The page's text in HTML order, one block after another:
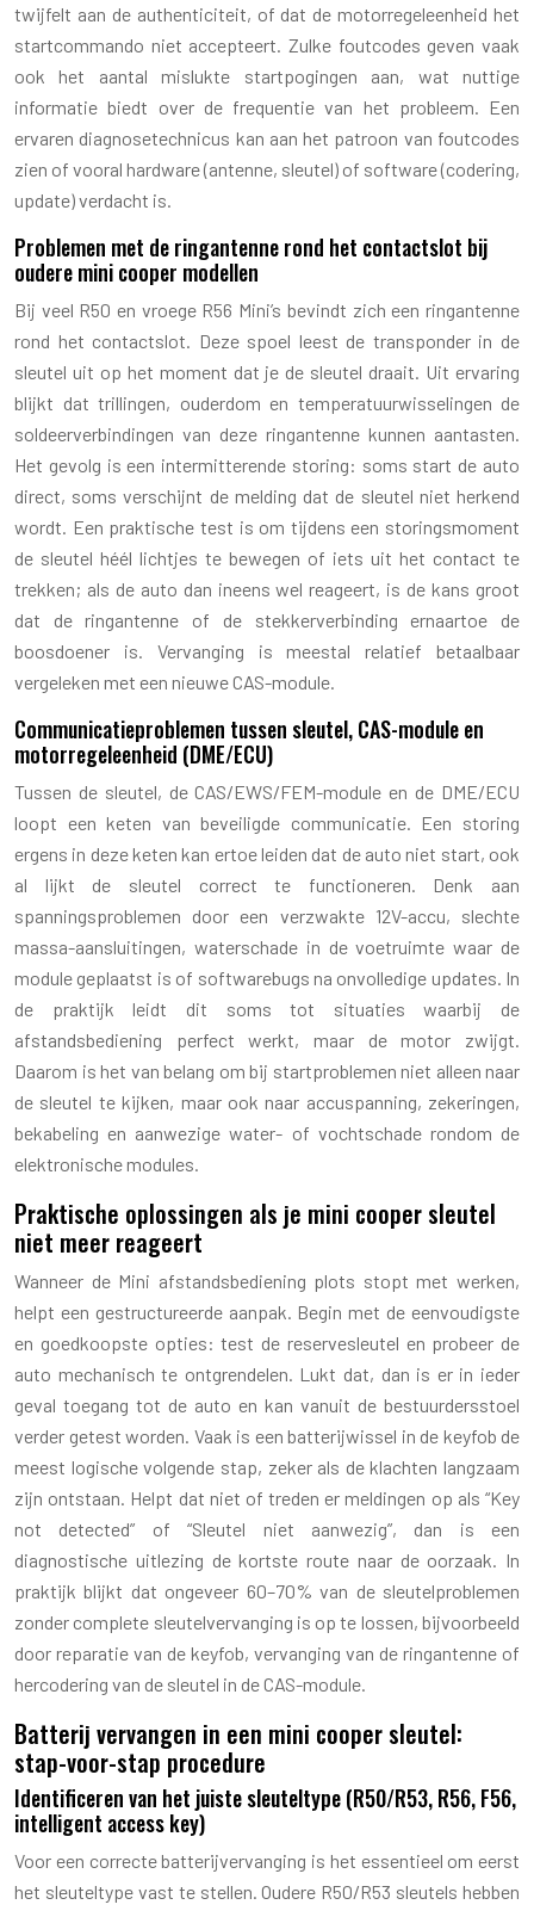
twijfelt aan de authenticiteit, of dat de motorregeleenheid het
startcommando niet accepteert. Zulke foutcodes geven vaak
ook het aantal mislukte startpogingen aan, wat nuttige
informatie biedt over de frequentie van het probleem. Een
ervaren diagnosetechnicus kan aan het patroon van foutcodes
zien of vooral hardware (antenne, sleutel) of software (codering,
update) verdacht is.
Problemen met de ringantenne rond het contactslot bij
oudere mini cooper modellen
Bij veel R50 en vroege R56 Mini’s bevindt zich een ringantenne
rond het contactslot. Deze spoel leest de transponder in de
sleutel uit op het moment dat je de sleutel draait. Uit ervaring
blijkt dat trillingen, ouderdom en temperatuurwisselingen de
soldeerverbindingen van deze ringantenne kunnen aantasten.
Het gevolg is een intermitterende storing: soms start de auto
direct, soms verschijnt de melding dat de sleutel niet herkend
wordt. Een praktische test is om tijdens een storingsmoment
de sleutel héél lichtjes te bewegen of iets uit het contact te
trekken; als de auto dan ineens wel reageert, is de kans groot
dat de ringantenne of de stekkerverbinding ernaartoe de
boosdoener is. Vervanging is meestal relatief betaalbaar
vergeleken met een nieuwe CAS-module.
Communicatieproblemen tussen sleutel, CAS-module en
motorregeleenheid (DME/ECU)
Tussen de sleutel, de CAS/EWS/FEM-module en de DME/ECU
loopt een keten van beveiligde communicatie. Een storing
ergens in deze keten kan ertoe leiden dat de auto niet start, ook
al lijkt de sleutel correct te functioneren. Denk aan
spanningsproblemen door een verzwakte 12V-accu, slechte
massa-aansluitingen, waterschade in de voetruimte waar de
module geplaatst is of softwarebugs na onvolledige updates. In
de praktijk leidt dit soms tot situaties waarbij de
afstandsbediening perfect werkt, maar de motor zwijgt.
Daarom is het van belang om bij startproblemen niet alleen naar
de sleutel te kijken, maar ook naar accuspanning, zekeringen,
bekabeling en aanwezige water- of vochtschade rondom de
elektronische modules.
Praktische oplossingen als je mini cooper sleutel
niet meer reageert
Wanneer de Mini afstandsbediening plots stopt met werken,
helpt een gestructureerde aanpak. Begin met de eenvoudigste
en goedkoopste opties: test de reservesleutel en probeer de
auto mechanisch te ontgrendelen. Lukt dat, dan is er in ieder
geval toegang tot de auto en kan vanuit de bestuurdersstoel
verder getest worden. Vaak is een batterijwissel in de keyfob de
meest logische volgende stap, zeker als de klachten langzaam
zijn ontstaan. Helpt dat niet of treden er meldingen op als “Key
not detected” of “Sleutel niet aanwezig”, dan is een
diagnostische uitlezing de kortste route naar de oorzaak. In
praktijk blijkt dat ongeveer 60–70% van de sleutelproblemen
zonder complete sleutelvervanging is op te lossen, bijvoorbeeld
door reparatie van de keyfob, vervanging van de ringantenne of
hercodering van de sleutel in de CAS-module.
Batterij vervangen in een mini cooper sleutel:
stap-voor-stap procedure
Identificeren van het juiste sleuteltype (R50/R53, R56, F56,
intelligent access key)
Voor een correcte batterijvervanging is het essentieel om eerst
het sleuteltype vast te stellen. Oudere R50/R53 sleutels hebben